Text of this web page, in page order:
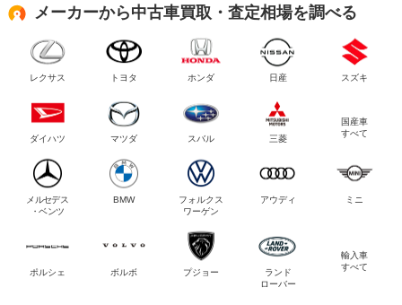
メーカーから中古車買取・査定相場を調べる
レクサス トヨタ ホンダ 日産 スズキ
ダイハツ マツダ スバル 三菱
国産車
すべて
メルセデス
・ベンツ
BMW
フォルクス
ワーゲン
アウディ ミニ
ポルシェ ボルボ プジョー
ランド
ローバー
輸入車
すべて